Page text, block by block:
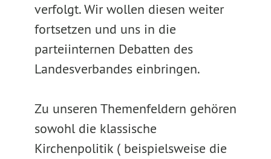
verfolgt. Wir wollen diesen weiter
fortsetzen und uns in die
parteiinternen Debatten des
Landesverbandes einbringen.
Zu unseren Themenfeldern gehören
sowohl die klassische
Kirchenpolitik ( beispielsweise die